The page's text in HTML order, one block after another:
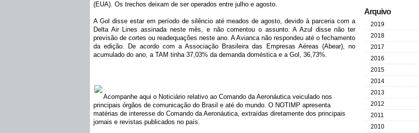
(EUA). Os trechos deixam de ser operados entre julho e agosto.
A Gol disse estar em período de silêncio até meados de agosto, devido à parceria com a
Delta Air Lines assinada neste mês, e não comentou o assunto. A Azul disse não ter
previsão de cortes ou readequações neste ano. A Avianca não respondeu até o fechamento
da edição. De acordo com a Associação Brasileira das Empresas Aéreas (Abear), no
acumulado do ano, a TAM tinha 37,03% da demanda doméstica e a Gol, 36,73%.
Acompanhe aqui o Noticiário relativo ao Comando da Aeronáutica veiculado nos
principais órgãos de comunicação do Brasil e até do mundo. O NOTIMP apresenta
matérias de interesse do Comando da Aeronáutica, extraídas diretamente dos principais
jornais e revistas publicados no país.
Arquivo
2019
2018
2017
2016
2015
2014
2013
2012
2011
2010